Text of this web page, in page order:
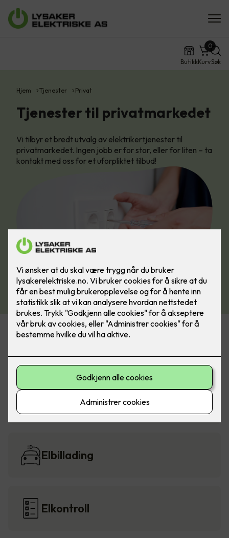
ButikkKurv
0
Søk
Hjem Tjenester Privat
Tjenester til privatmarkedet
Vi tilbyr et bredt utvalg av elektrikertjenester til
privatmarkedet. Ingen jobb er for stor, eller for liten – ta
kontakt med oss for et uforpliktet tilbud!
Belysning
Elbillading
Elkontroll